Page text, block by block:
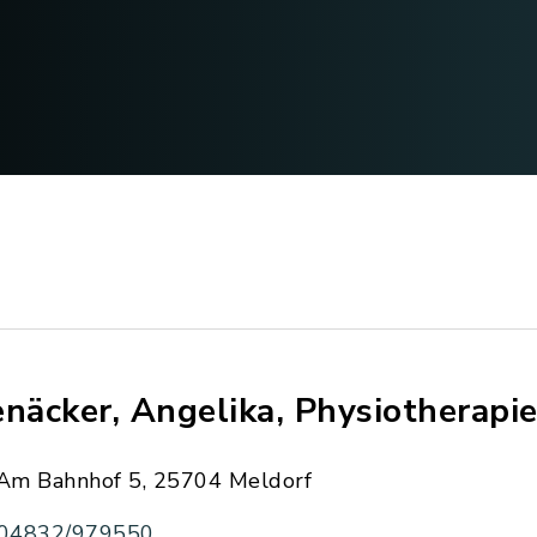
Angelika, Physiotherapie
Bahnhof 5, 25704 Meldorf